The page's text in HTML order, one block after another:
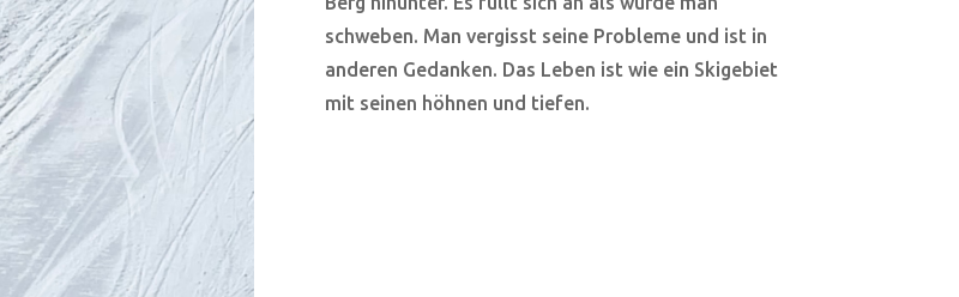
schweben. Man vergisst seine Probleme und ist in
anderen Gedanken. Das Leben ist wie ein Skigebiet
mit seinen höhnen und tiefen.